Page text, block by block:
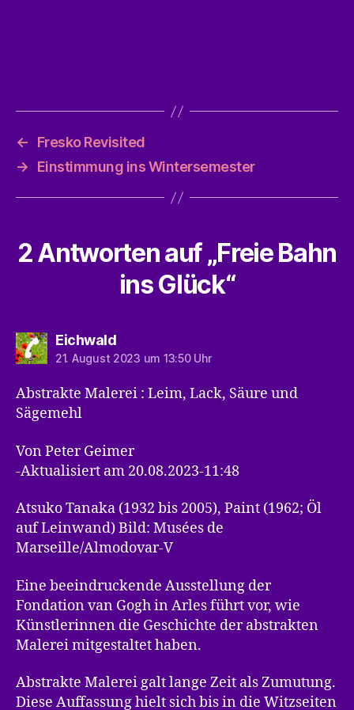
←
Fresko Revisited
→
Einstimmung ins Wintersemester
2 Antworten auf „Freie Bahn
ins Glück“
Eichwaldsagt:
21. August 2023 um 13:50 Uhr
Abstrakte Malerei : Leim, Lack, Säure und
Sägemehl
Von Peter Geimer
-Aktualisiert am 20.08.2023-11:48
Atsuko Tanaka (1932 bis 2005), Paint (1962; Öl
auf Leinwand) Bild: Musées de
Marseille/Almodovar-V
Eine beeindruckende Ausstellung der
Fondation van Gogh in Arles führt vor, wie
Künstlerinnen die Geschichte der abstrakten
Malerei mitgestaltet haben.
Abstrakte Malerei galt lange Zeit als Zumutung.
Diese Auffassung hielt sich bis in die Witzseiten